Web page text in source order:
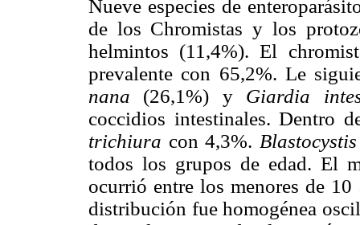
Nueve especies de
de los Chromistas y los
helmintos (11,4%). El
prevalente con 65,2%. Le
nana (26,1%) y Giardia
coccidios intestinales. Dentro
trichiura con 4,3%.
todos los grupos de edad. El
ocurrió entre los menores de
distribución fue homogénea